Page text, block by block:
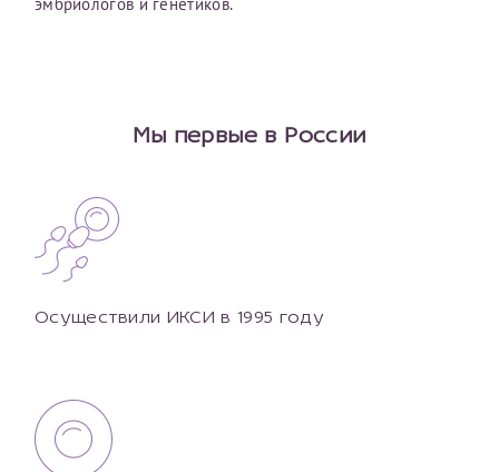
Мы первые в России
Осуществили ИКСИ в 1995 году